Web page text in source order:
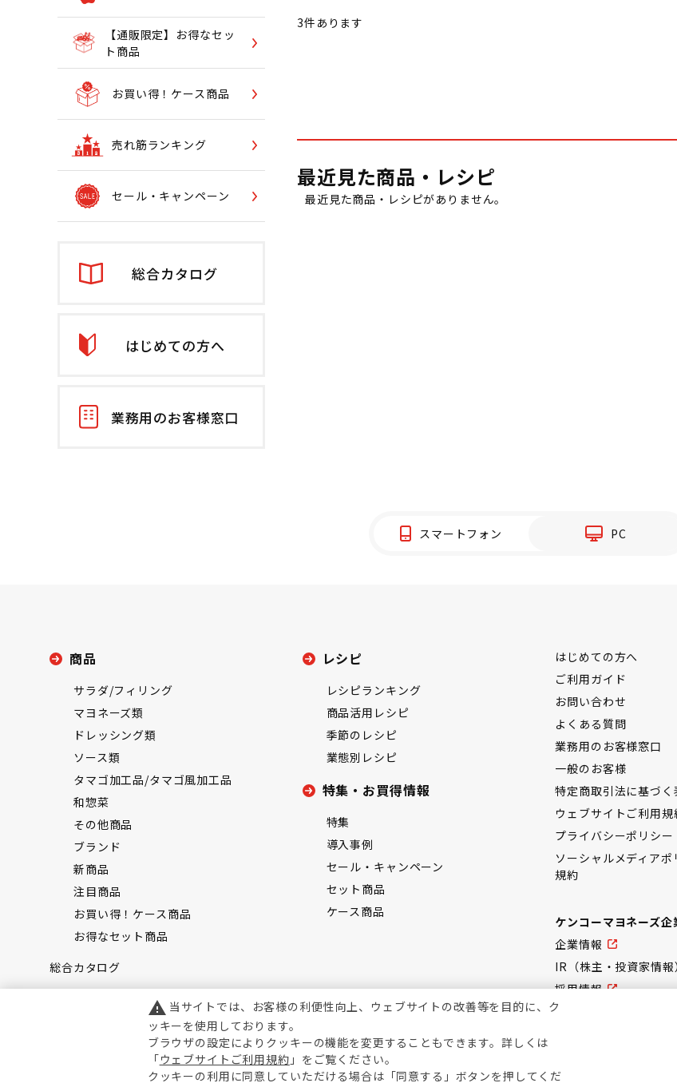
【通販限定】お得なセッ
ト商品
お買い得！ケース商品
売れ筋ランキング
セール・キャンペーン
総合カタログ
はじめての方へ
業務用のお客様窓口
3件あります
最近見た商品・レシピ
最近見た商品・レシピがありません。
スマートフォン PC
商品
サラダ/フィリング
マヨネーズ類
ドレッシング類
ソース類
タマゴ加工品/タマゴ風加工品
和惣菜
その他商品
ブランド
新商品
注目商品
お買い得！ケース商品
お得なセット商品
総合カタログ
レシピ
レシピランキング
商品活用レシピ
季節のレシピ
業態別レシピ
特集・お買得情報
特集
導入事例
セール・キャンペーン
セット商品
ケース商品
はじめての方へ
ご利用ガイド
お問い合わせ
よくある質問
業務用のお客様窓口
一般のお客様
特定商取引法に基づく
ウェブサイトご利用規
プライバシーポリシー
ソーシャルメディア
規約
ケンコーマヨネーズ企
企業情報
IR（株主・投資家情報
採用情報
warning 当サイトでは、お客様の利便性向上、ウェブサイトの改善等を目的に、ク
ッキーを使用しております。
ブラウザの設定によりクッキーの機能を変更することもできます。詳しくは
「ウェブサイトご利用規約 」をご覧ください。
クッキーの利用に同意していただける場合は「同意する」ボタンを押してくだ